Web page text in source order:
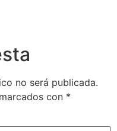
no será publicada.
con *